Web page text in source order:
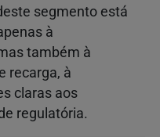
segmento está
à
também à
recarga, à
claras aos
regulatória.